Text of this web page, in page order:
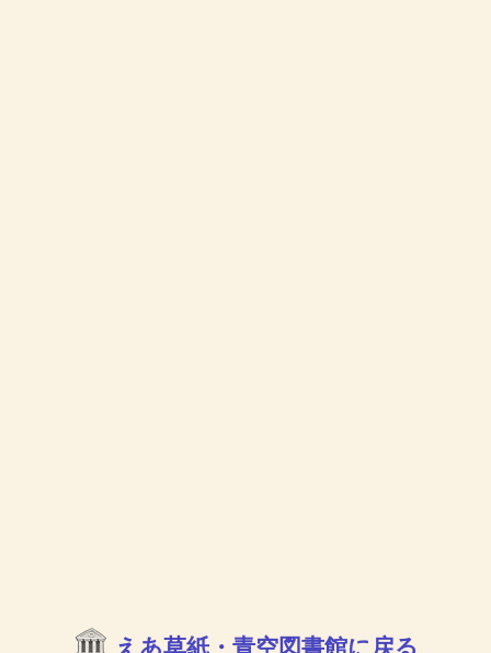
えあ草紙・青空図書館に戻る